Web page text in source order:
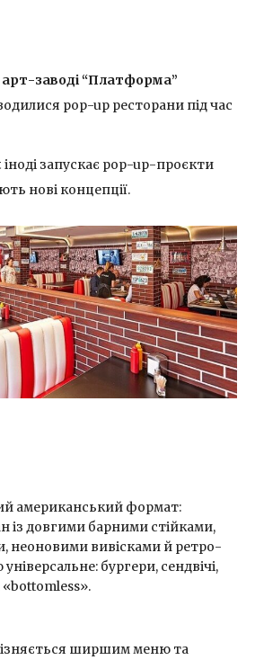
арт-заводі “Платформа”
pop-up ресторани під час
іноді запускає pop-up-проєкти
нові концепції.
американський формат:
із довгими барними стійками,
неоновими вивісками й ретро-
бургери, сендвічі,
«bottomless».
ширшим меню та